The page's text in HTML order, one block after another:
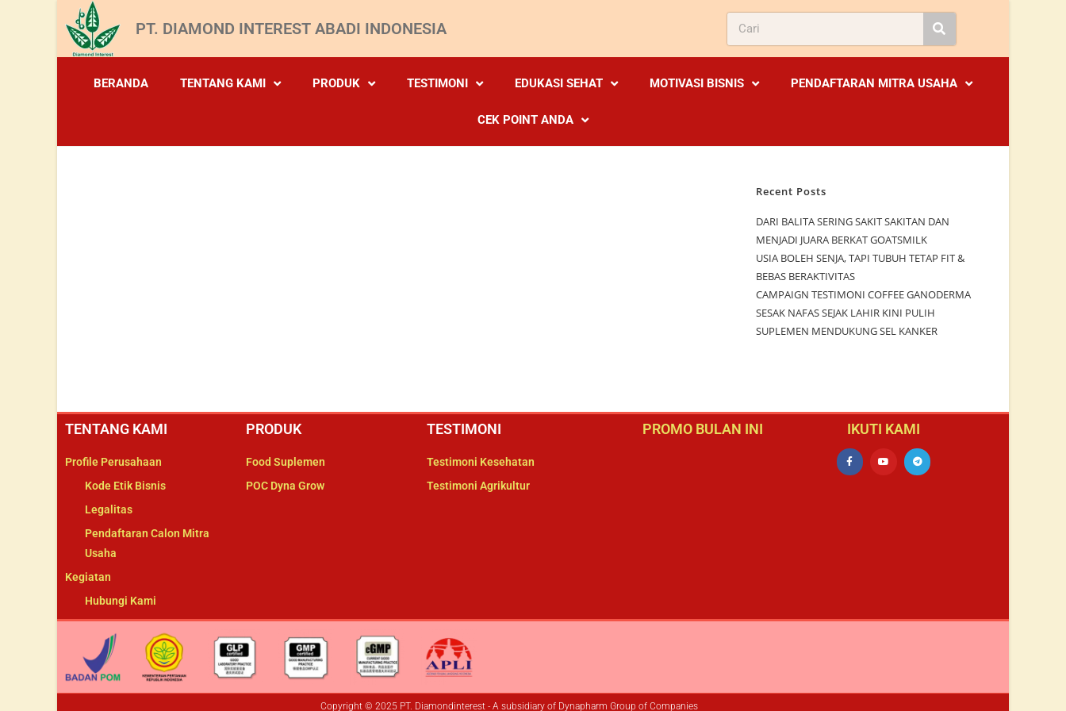
PT. DIAMOND INTEREST ABADI INDONESIA
BERANDA TENTANG KAMI PRODUK TESTIMONI EDUKASI SEHAT MOTIVASI BISNIS PENDAFTARAN MITRA USAHA
CEK POINT ANDA
Recent Posts
DARI BALITA SERING SAKIT SAKITAN DAN
MENJADI JUARA BERKAT GOATSMILK
USIA BOLEH SENJA, TAPI TUBUH TETAP FIT &
BEBAS BERAKTIVITAS
CAMPAIGN TESTIMONI COFFEE GANODERMA
SESAK NAFAS SEJAK LAHIR KINI PULIH
SUPLEMEN MENDUKUNG SEL KANKER
TENTANG KAMI
Profile Perusahaan
Kode Etik Bisnis
Legalitas
Pendaftaran Calon Mitra
Usaha
Kegiatan
Hubungi Kami
PRODUK
Food Suplemen
POC Dyna Grow
TESTIMONI
Testimoni Kesehatan
Testimoni Agrikultur
PROMO BULAN INI IKUTI KAMI
Copyright © 2025 PT. Diamondinterest - A subsidiary of Dynapharm Group of Companies